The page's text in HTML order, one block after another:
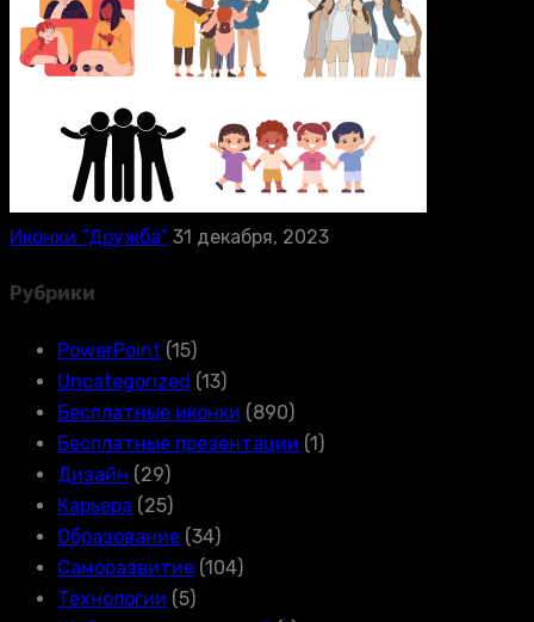
Иконки “Дружба” 31 декабря, 2023
Рубрики
PowerPoint (15)
Uncategorized (13)
Бесплатные иконки (890)
Бесплатные презентации (1)
Дизайн (29)
Карьера (25)
Образование (34)
Саморазвитие (104)
Технологии (5)